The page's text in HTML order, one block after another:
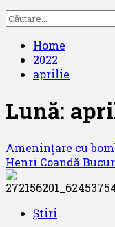
Caută
după:
Home
2022
aprilie
Lună:
Amenințare cu
Henri Coandă
Știri